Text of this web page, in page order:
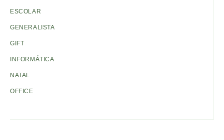
ESCOLAR
GENERALISTA
GIFT
INFORMÁTICA
NATAL
OFFICE